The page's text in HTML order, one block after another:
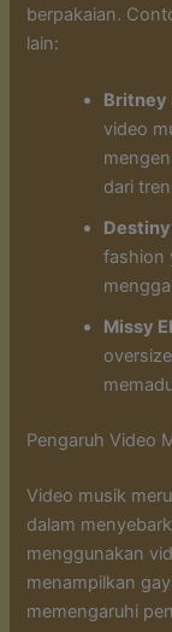
berpakaian.
lain:
Britney
video
dari
fashion
Missy
Pengaruh Video
Video musik
dalam
menggunakan
menampilkan
memengaruhi